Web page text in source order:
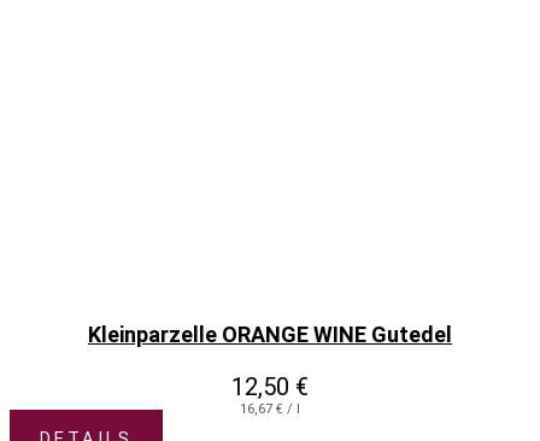
Kleinparzelle ORANGE WINE Gutedel
12,50 €
16,67 € /